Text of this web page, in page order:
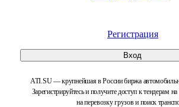
Регистрация
Вход
ATI.SU — крупнейшая в России биржа
Зарегистрируйтесь и получите доступ к тендерам
на перевозку грузов и поиск